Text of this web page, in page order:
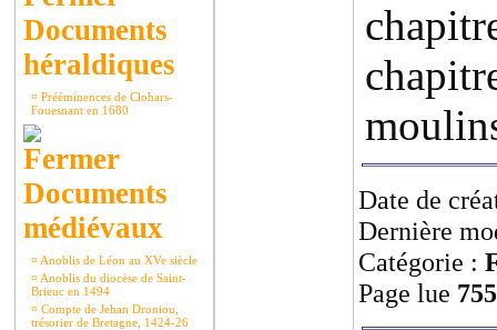
Documents
héraldiques
¤ Prééminences de Clohars-
Fouesnant en 1680
Documents
médiévaux
¤ Anoblis de Léon au XVe siècle
¤ Anoblis du diocèse de Saint-
Brieuc en 1494
¤ Compte de Jehan Droniou,
trésorier de Bretagne, 1424-26
Date de
Dernière
Catégorie :
Page lue